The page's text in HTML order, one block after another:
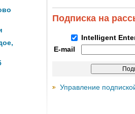
Подписка на
Intelligent
E-mail
Управление